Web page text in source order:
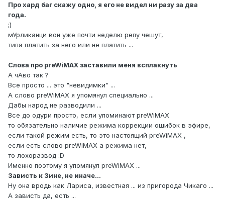
Про хард баг скажу одно, я его не видел ни разу за два
года.
;)
мУрликанци вон уже почти неделю репу чешут,
типа платить за него или не платить ...
Слова про preWiMAX заставили меня всплакнуть
А чАво так ?
Все просто ... это "невидимки" ...
А слово preWiMAX я упомянул специально ...
Дабы народ не разводили ...
Все до одури просто, если упоминают preWiMAX
то обязательно наличие режима коррекции ошибок в эфире,
если такой режим есть, то это настоящий preWiMAX ,
если есть слово preWiMAX а режима нет,
то лохоразвод :D
Именно поэтому я упомянул preWiMAX ...
Зависть к Зине, не иначе...
Ну она вродь как Лариса, известная ... из пригорода Чикаго ...
А зависть да, есть ...